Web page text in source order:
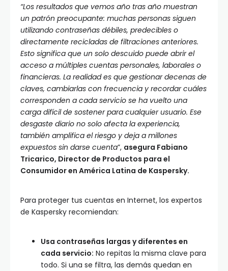
“Los resultados que vemos año tras año muestran
un patrón preocupante: muchas personas siguen
utilizando contraseñas débiles, predecibles o
directamente recicladas de filtraciones anteriores.
Esto significa que un solo descuido puede abrir el
acceso a múltiples cuentas personales, laborales o
financieras. La realidad es que gestionar decenas de
claves, cambiarlas con frecuencia y recordar cuáles
corresponden a cada servicio se ha vuelto una
carga difícil de sostener para cualquier usuario. Ese
desgaste diario no solo afecta la experiencia,
también amplifica el riesgo y deja a millones
expuestos sin darse cuenta”, asegura Fabiano
Tricarico, Director de Productos para el
Consumidor en América Latina de Kaspersky.
Para proteger tus cuentas en Internet, los expertos
de Kaspersky recomiendan:
Usa contraseñas largas y diferentes en
cada servicio: No repitas la misma clave para
todo. Si una se filtra, las demás quedan en